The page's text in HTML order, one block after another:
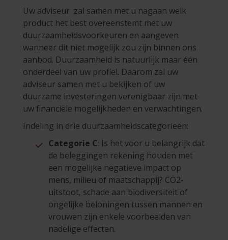
Uw adviseur zal samen met u nagaan welk
product het best overeenstemt met uw
duurzaamheidsvoorkeuren en aangeven
wanneer dit niet mogelijk zou zijn binnen ons
aanbod. Duurzaamheid is natuurlijk maar één
onderdeel van uw profiel. Daarom zal uw
adviseur samen met u bekijken of uw
duurzame investeringen verenigbaar zijn met
uw financiële mogelijkheden en verwachtingen.
Indeling in drie duurzaamheidscategorieën:
Categorie C: Is het voor u belangrijk dat
de beleggingen rekening houden met
een mogelijke negatieve impact op
mens, milieu of maatschappij? CO2-
uitstoot, schade aan biodiversiteit of
ongelijke beloningen tussen mannen en
vrouwen zijn enkele voorbeelden van
nadelige effecten.